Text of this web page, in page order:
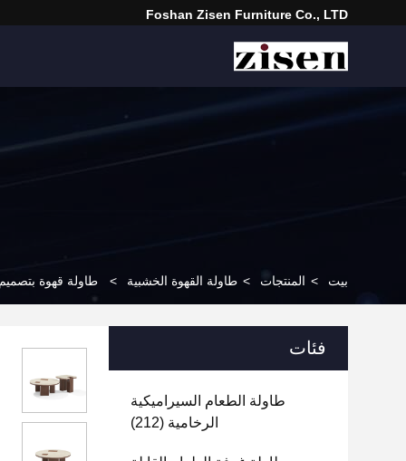
Foshan Zisen Furniture Co., LTD
بيت > المنتجات > طاولة القهوة الخشبية > طاولة قهوة
فئات
طاولة الطعام السيراميكية
الرخامية (212)